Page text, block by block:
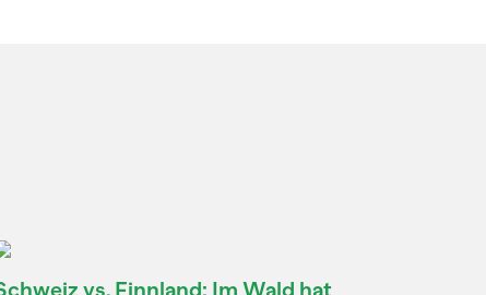
vs. Finnland: Im Wald hat